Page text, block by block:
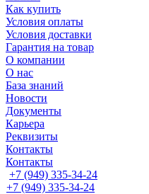
Как купить
Условия оплаты
Условия доставки
Гарантия на товар
О компании
О нас
База знаний
Новости
Документы
Карьера
Реквизиты
Контакты
Контакты
+7 (949) 335-34-24
+7 (949) 335-34-24